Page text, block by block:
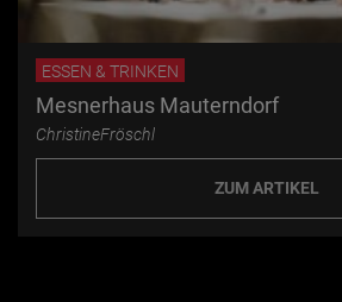
ESSEN & TRINKEN
Mesnerhaus Mauterndorf
ChristineFröschl
ZUM ARTIKEL